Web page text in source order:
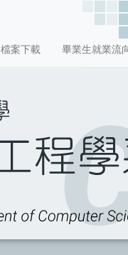
檔案下載 畢業生就業流